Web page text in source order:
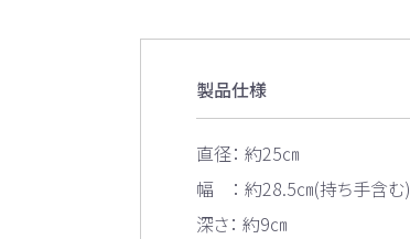
製品仕様
直径： 約25㎝
幅 ： 約28.5㎝(持ち手含む)
深さ： 約9㎝